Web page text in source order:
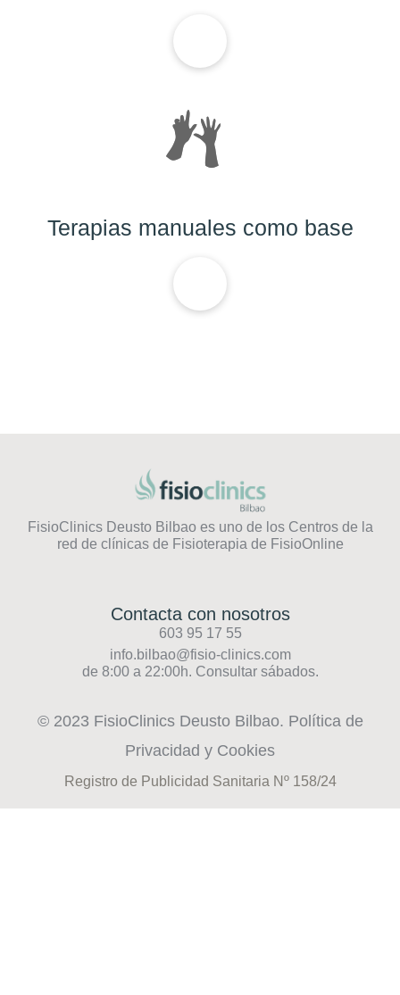
Terapias manuales como base
FisioClinics Deusto Bilbao es uno de los Centros de la
red de clínicas de Fisioterapia de FisioOnline
Contacta con nosotros
603 95 17 55
info.bilbao@fisio-clinics.com
de 8:00 a 22:00h. Consultar sábados.
© 2023 FisioClinics Deusto Bilbao. Política de
Privacidad y Cookies​
Registro de Publicidad Sanitaria Nº 158/24